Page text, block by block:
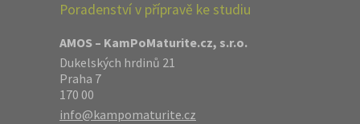
Poradenství v přípravě ke studiu
AMOS – KamPoMaturite.cz, s.r.o.
Dukelských hrdinů 21
Praha 7
170 00
info@kampomaturite.cz